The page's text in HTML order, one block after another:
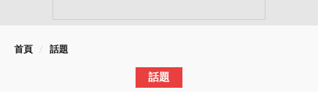
首頁 話題
話題